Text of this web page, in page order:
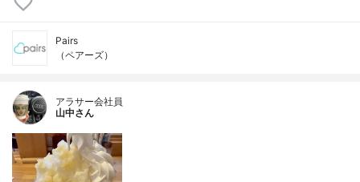
Pairs
（ペアーズ）
アラサー会社員
山中さん